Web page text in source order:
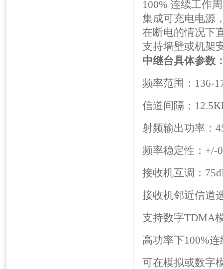
100% 连续工作
集成可充电电源
在断电的情况下
支持墙壁或机架
中继台具体参数
频率范围：136-
信道间隔：
射频输出功率：
频率稳定性：+/-
接收机互调：
接收机邻近信道
支持数字TDMA
高功率下100%
可在模拟或数字